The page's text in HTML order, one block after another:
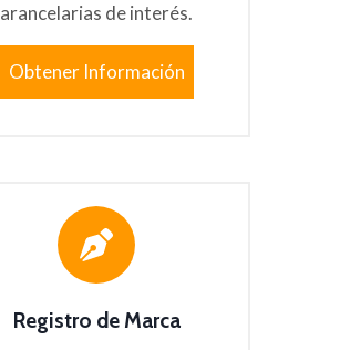
arancelarias de interés.
Obtener Información
Registro de Marca